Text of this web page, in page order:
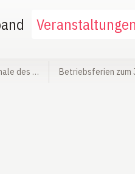
Veranstaltungen
des … Betriebsferien zum